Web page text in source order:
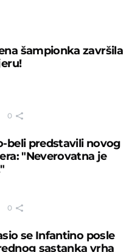
šampionka završila
0
beli predstavili novog
"Neverovatna je
0
se Infantino posle
sastanka vrha